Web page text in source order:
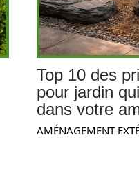
Top 10 des
pour jardin
dans votre
AMÉNAGEMENT